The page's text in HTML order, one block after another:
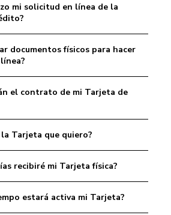
mi solicitud en línea de la
documentos físicos para hacer
el contrato de mi Tarjeta de
Tarjeta que quiero?
recibiré mi Tarjeta física?
estará activa mi Tarjeta?